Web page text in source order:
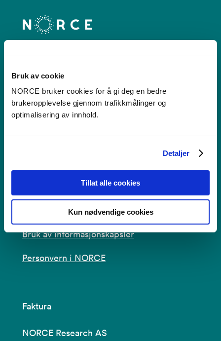
Bruk av cookie
NORCE bruker cookies for å gi deg en bedre
brukeropplevelse gjennom trafikkmålinger og
optimalisering av innhold.
Detaljer
Tillat alle cookies
Kun nødvendige cookies
Postboks 22,
Nygårdstangen
5838 Bergen
Se i kartet
Se alle våre lokasjoner
Tilgjengelighetserklæring
Bruk av informasjonskapsler
Personvern i NORCE
Faktura
NORCE Research AS